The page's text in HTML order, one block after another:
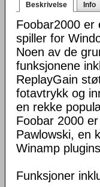
Beskrivelse Info
Foobar2000 er
spiller for
Noen av de
funksjonene
ReplayGain
fotavtrykk og
en rekke
Foobar 2000
Pawlowski, en
Winamp
Funksjoner